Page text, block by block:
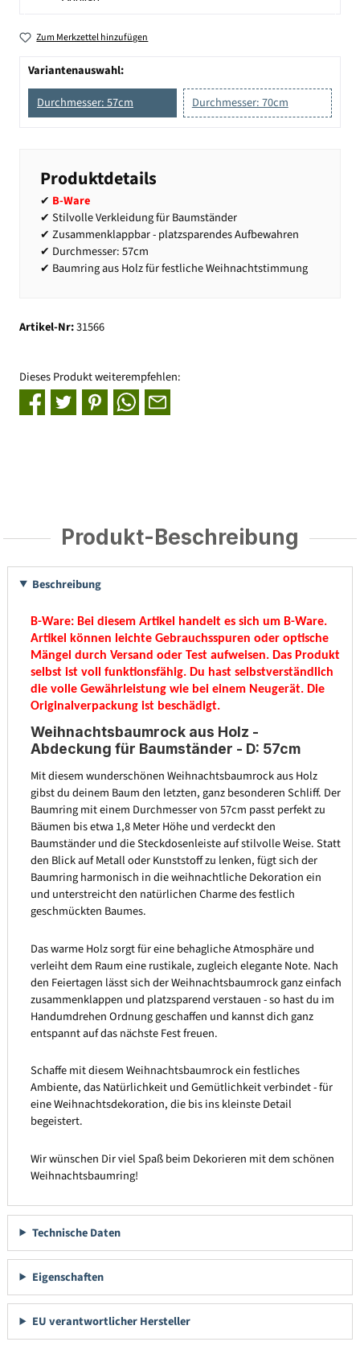
Zum Merkzettel hinzufügen
Variantenauswahl:
Durchmesser: 57cm
Durchmesser: 70cm
Produktdetails
✔ B-Ware
✔ Stilvolle Verkleidung für Baumständer
✔ Zusammenklappbar - platzsparendes Aufbewahren
✔ Durchmesser: 57cm
✔ Baumring aus Holz für festliche Weihnachtstimmung
Artikel-Nr:31566
Dieses Produkt weiterempfehlen:
Produkt-Beschreibung
Beschreibung
B-Ware: Bei diesem Artikel handelt es sich um B-Ware.
Artikel können leichte Gebrauchsspuren oder optische
Mängel durch Versand oder Test aufweisen. Das Produkt
selbst ist voll funktionsfähig. Du hast selbstverständlich
die volle Gewährleistung wie bei einem Neugerät. Die
Originalverpackung ist beschädigt.
Weihnachtsbaumrock aus Holz -
Abdeckung für Baumständer - D: 57cm
Mit diesem wunderschönen Weihnachtsbaumrock aus Holz
gibst du deinem Baum den letzten, ganz besonderen Schliff. Der
Baumring mit einem Durchmesser von 57cm passt perfekt zu
Bäumen bis etwa 1,8 Meter Höhe und verdeckt den
Baumständer und die Steckdosenleiste auf stilvolle Weise. Statt
den Blick auf Metall oder Kunststoff zu lenken, fügt sich der
Baumring harmonisch in die weihnachtliche Dekoration ein
und unterstreicht den natürlichen Charme des festlich
geschmückten Baumes.
Das warme Holz sorgt für eine behagliche Atmosphäre und
verleiht dem Raum eine rustikale, zugleich elegante Note. Nach
den Feiertagen lässt sich der Weihnachtsbaumrock ganz einfach
zusammenklappen und platzsparend verstauen - so hast du im
Handumdrehen Ordnung geschaffen und kannst dich ganz
entspannt auf das nächste Fest freuen.
Schaffe mit diesem Weihnachtsbaumrock ein festliches
Ambiente, das Natürlichkeit und Gemütlichkeit verbindet - für
eine Weihnachtsdekoration, die bis ins kleinste Detail
begeistert.
Wir wünschen Dir viel Spaß beim Dekorieren mit dem schönen
Weihnachtsbaumring!
Technische Daten
Eigenschaften
EU verantwortlicher Hersteller